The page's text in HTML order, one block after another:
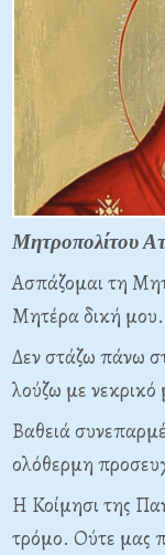
Μητροπολίτου
Ασπάζομαι τη
Μητέρα δική μου.
Δεν στάζω πάνω
λούζω με νεκρικό
Βαθειά
ολόθερμη
Η Κοίμησι της
τρόμο. Ούτε μας